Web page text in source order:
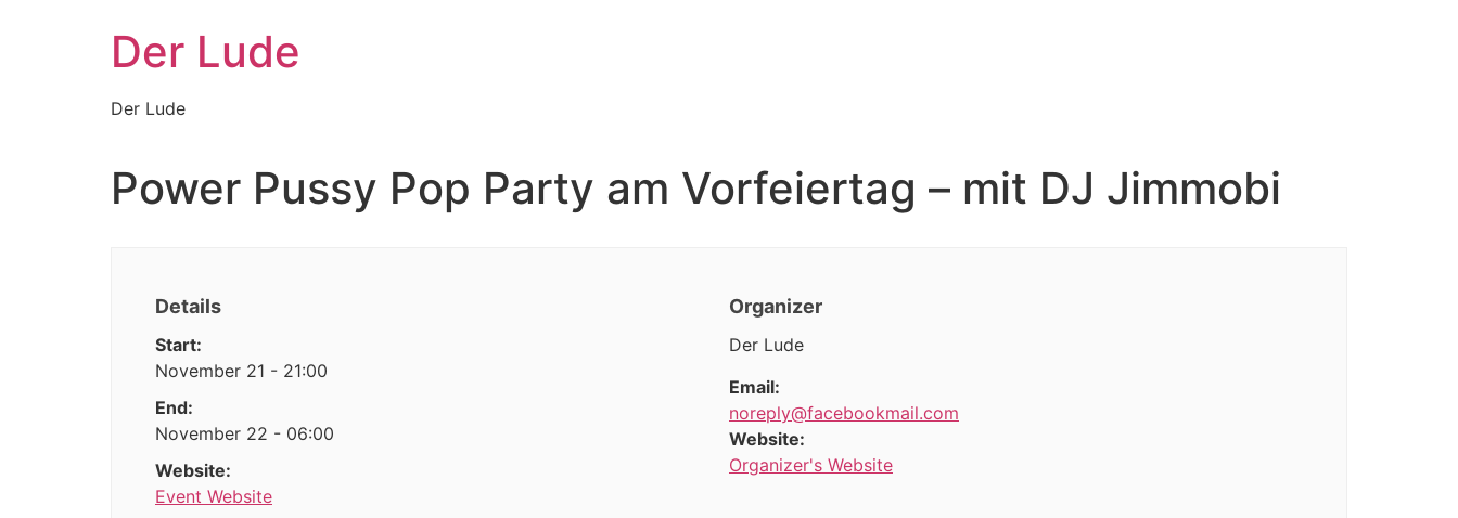
Der Lude
Der Lude
Power Pussy Pop Party am Vorfeiertag – mit DJ Jimmobi
Details
Start:
November 21 - 21:00
End:
November 22 - 06:00
Website:
Event Website
Organizer
Der Lude
Email:
noreply@facebookmail.com
Website:
Organizer's Website